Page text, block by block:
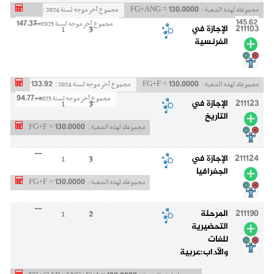
مجموعك لهذه الشعبة : FG+ANG = 130.0000 مجموع آخر موجه لسنة 2024 :
145.62 مجموع آخر موجه لسنة 2025 : 147.37 211103 الإجازة في
الفرنسية
3
1
--
مجموعك لهذه الشعبة : FG+F = 130.0000 مجموع آخر موجه لسنة 2024 : 133.92
مجموع آخر موجه لسنة 2025 : 94.77 211123 الإجازة في
التاريخ
3
1
--
مجموعك لهذه الشعبة : FG+F = 130.0000
211124 الإجازة في
الجغرافيا
3
1
--
مجموعك لهذه الشعبة : FG+F = 130.0000
211190 المرحلة
التحضيرية
للغات
والآداب:عربية
2
1
--